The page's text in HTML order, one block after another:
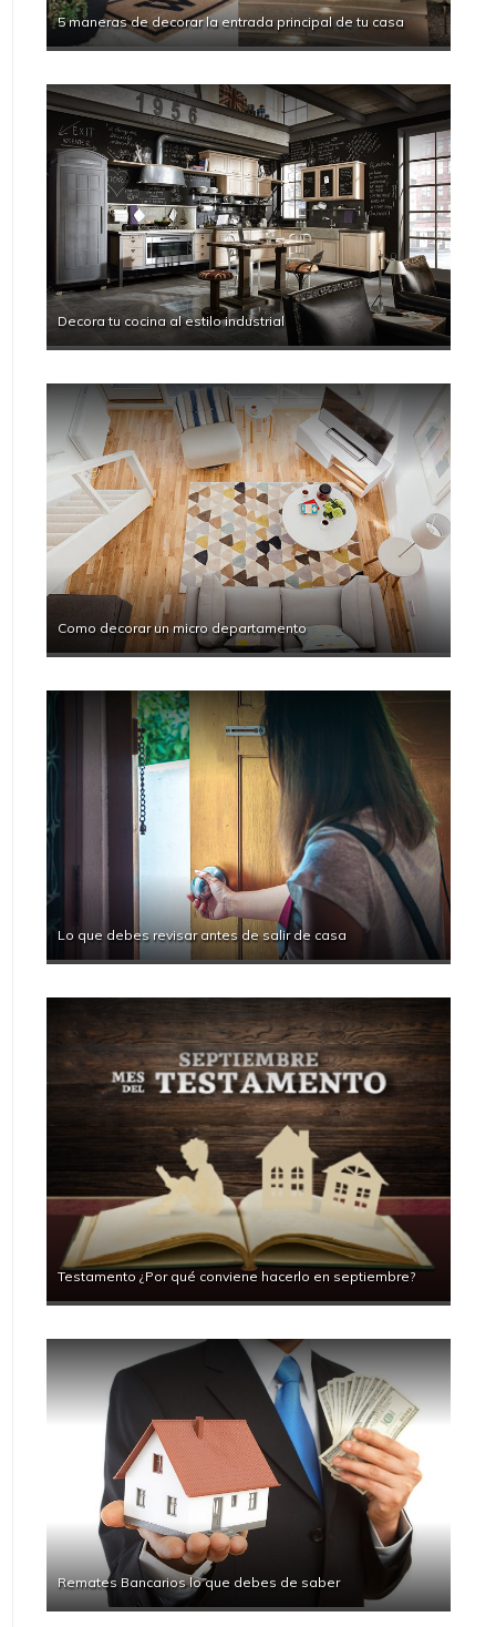
5 maneras de decorar la entrada principal de tu casa
Decora tu cocina al estilo industrial
Como decorar un micro departamento
Lo que debes revisar antes de salir de casa
Testamento ¿Por qué conviene hacerlo en septiembre?
Remates Bancarios lo que debes de saber